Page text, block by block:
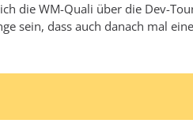
die WM-Quali über die Dev-
sein, dass auch danach mal